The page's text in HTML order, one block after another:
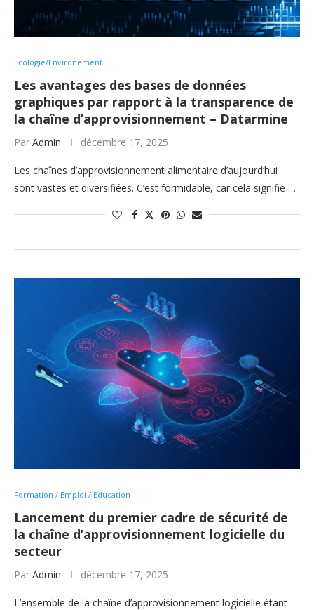
Ecologie/Environement
Les avantages des bases de données
graphiques par rapport à la transparence de
la chaîne d’approvisionnement – Datarmine
Par Admin décembre 17, 2025
Les chaînes d’approvisionnement alimentaire d’aujourd’hui
sont vastes et diversifiées. C’est formidable, car cela signifie …
Formation / Emploi / Education
Lancement du premier cadre de sécurité de
la chaîne d’approvisionnement logicielle du
secteur
Par Admin décembre 17, 2025
L’ensemble de la chaîne d’approvisionnement logicielle étant